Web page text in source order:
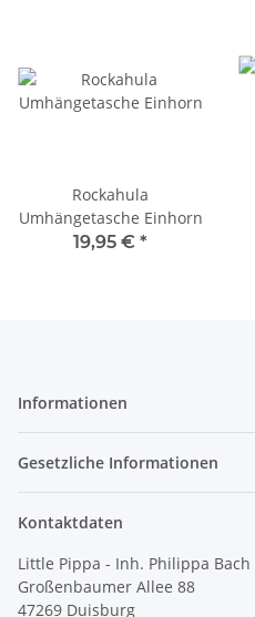
Rockahula
Umhängetasche Einhorn
19,95 € *
Informationen
Gesetzliche Informationen
Kontaktdaten
Little Pippa - Inh. Philippa Bach
Großenbaumer Allee 88
47269 Duisburg